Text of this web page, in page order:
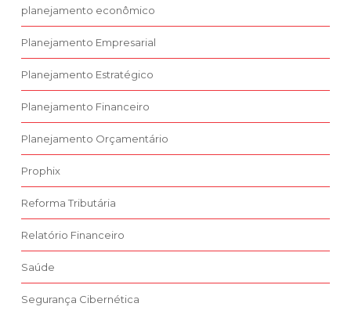
planejamento econômico
Planejamento Empresarial
Planejamento Estratégico
Planejamento Financeiro
Planejamento Orçamentário
Prophix
Reforma Tributária
Relatório Financeiro
Saúde
Segurança Cibernética